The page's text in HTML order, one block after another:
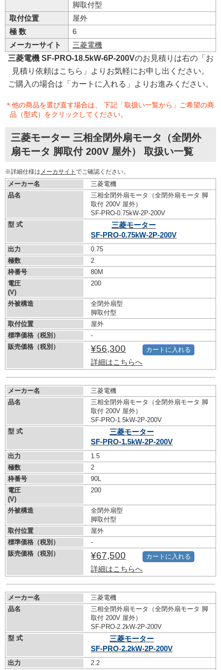
脚取付型
取付位置
屋外
極 数
6
メーカーサイト
三菱電機
三菱電機 SF-PRO-18.5kW-6P-200Vのお見積りは右の「お
見積り依頼はこちら」よりお気軽にお申し出ください。
ご購入の場合は「カートに入れる」よりお進みください。
＊他の商品を選び直す場合は、 下記「取扱い一覧から」ご希望の商
品（型式）をクリックしてください。
三菱モーター 三相全閉外扇モータ（全閉外
扇モータ 脚取付 200V 屋外） 取扱い一覧
※詳細仕様は メーカサイト でご確認ください。
メーカー名
三菱電機
品名
三相全閉外扇モータ（全閉外扇モータ 脚
取付 200V 屋外）
SF-PRO-0.75kW-2P-200V
型 式
三菱モーター
SF-PRO-0.75kW-2P-200V
出力
0.75
極数
2
枠番号
80M
電圧
(V)
200
外被構造
全閉外扇型
脚取付型
取付位置
屋外
標準価格（税別）
-
販売価格（税別）
¥56,300
詳細はこちらへ
カートに入れる
メーカー名
三菱電機
品名
三相全閉外扇モータ（全閉外扇モータ 脚
取付 200V 屋外）
SF-PRO-1.5kW-2P-200V
型 式
三菱モーター
SF-PRO-1.5kW-2P-200V
出力
1.5
極数
2
枠番号
90L
電圧
(V)
200
外被構造
全閉外扇型
脚取付型
取付位置
屋外
標準価格（税別）
-
販売価格（税別）
¥67,500
詳細はこちらへ
カートに入れる
メーカー名
三菱電機
品名
三相全閉外扇モータ（全閉外扇モータ 脚
取付 200V 屋外）
SF-PRO-2.2kW-2P-200V
型 式
三菱モーター
SF-PRO-2.2kW-2P-200V
出力
2.2